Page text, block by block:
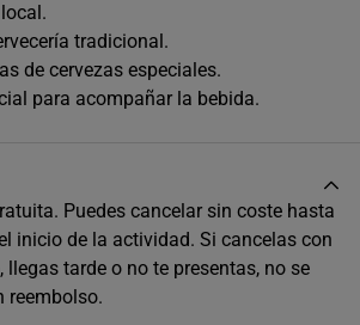
(1)
tradicional.
de cervezas especiales.
para acompañar la bebida.
Puedes cancelar sin coste hasta
inicio de la actividad. Si cancelas con
llegas tarde o no te presentas, no se
reembolso.